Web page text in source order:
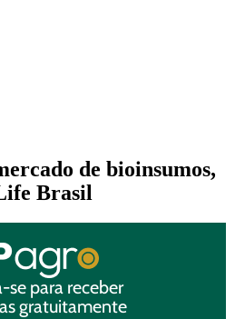
de bioinsumos,
Brasil
se para receber
gratuitamente